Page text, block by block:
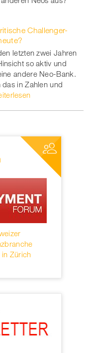
Challenger-
letzten zwei Jahren
so aktiv und
andere Neo-Bank.
in Zahlen und
Zürich